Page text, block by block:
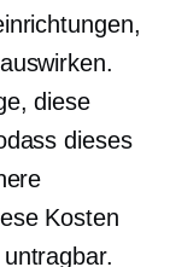
diese
dieses
Kosten